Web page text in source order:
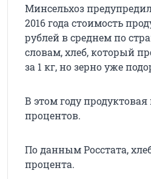
Минсельхоз
2016 года стоимость
рублей в среднем по
словам, хлеб, который
за 1 кг, но зерно уже
В этом году
процентов.
По данным Росстата,
процента.